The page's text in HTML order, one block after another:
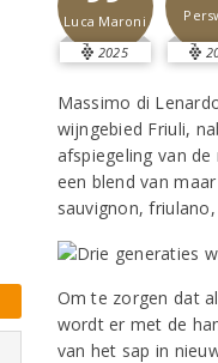
Luca Maroni
2025
Massimo di
wijngebied Friuli,
afspiegeling van
een blend van
sauvignon,
Om te zorgen dat
wordt er met de
van het sap in